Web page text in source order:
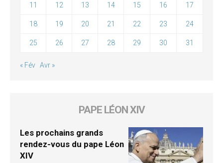
11 12 13 14 15 16 17
18 19 20 21 22 23 24
25 26 27 28 29 30 31
« Fév Avr »
PAPE LÉON XIV
Les prochains grands
rendez-vous du pape Léon
XIV